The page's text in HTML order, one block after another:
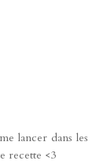
lancer dans les
recette <3